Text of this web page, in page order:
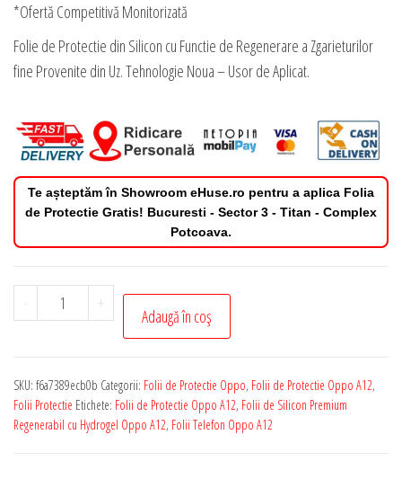
*Ofertă Competitivă Monitorizată
Folie de Protectie din Silicon cu Functie de Regenerare a Zgarieturilor
fine Provenite din Uz. Tehnologie Noua – Usor de Aplicat.
Te așteptăm în Showroom eHuse.ro pentru a aplica Folia
de Protectie Gratis! Bucuresti - Sector 3 - Titan - Complex
Potcoava.
-
Cantitate
Folie
Oppo
A12
+
Adaugă în coș
SKU: f6a7389ecb0b Categorii: Folii de Protectie Oppo, Folii de Protectie Oppo A12,
Folii Protectie Etichete: Folii de Protectie Oppo A12, Folii de Silicon Premium
Regenerabil cu Hydrogel Oppo A12, Folii Telefon Oppo A12